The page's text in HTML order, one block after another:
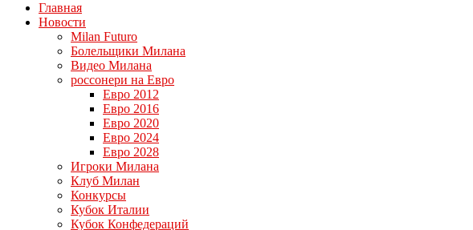
Главная
Новости
Milan Futuro
Болельщики Милана
Видео Милана
россонери на Евро
Евро 2012
Евро 2016
Евро 2020
Евро 2024
Евро 2028
Игроки Милана
Клуб Милан
Конкурсы
Кубок Италии
Кубок Конфедераций